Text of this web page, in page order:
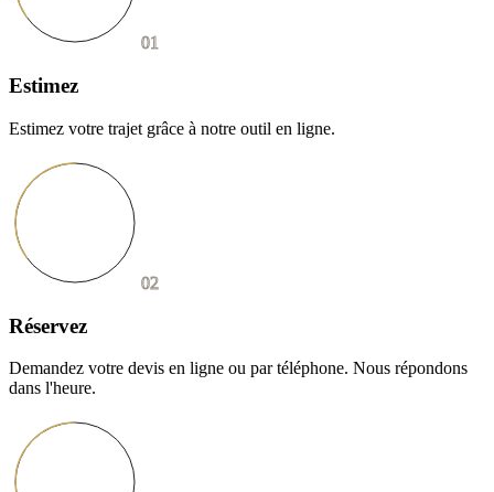
01
Estimez
Estimez votre trajet grâce à notre outil en ligne.
02
Réservez
Demandez votre devis en ligne ou par téléphone. Nous répondons
dans l'heure.